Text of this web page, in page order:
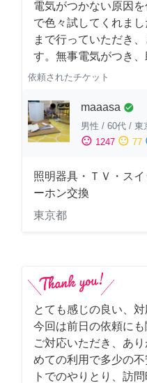
電気がつかない原因
で色々試してくれま
まで行っていただき
す。無事電気がつき、
依頼されたチケット
maaasa check_circle
男性 / 60代 / 東
sentiment_satisfied 1247 sentiment_neutral 77
照明器具・ＴＶ・ス
ーホン交換
東京都
とても感じの良い、
今回は前日の依頼に
ご対応いただき、あ
めての利用で多少の
トでのやりとり、訪